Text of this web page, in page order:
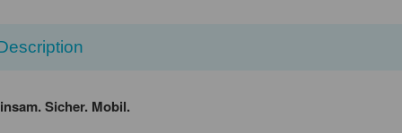
Sicher. Mobil.